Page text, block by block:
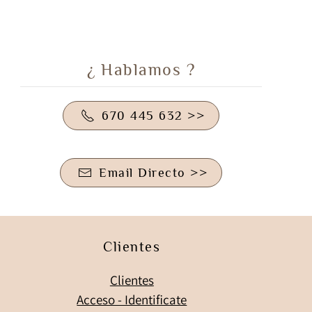
¿ Hablamos ?
670 445 632 >>
Email Directo >>
Clientes
Clientes
Acceso - Identificate